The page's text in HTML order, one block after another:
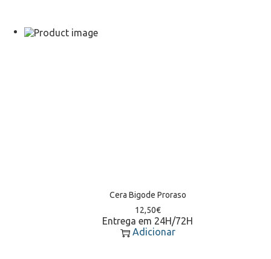
Cera Bigode Proraso
12,50€
Entrega em 24H/72H
Adicionar